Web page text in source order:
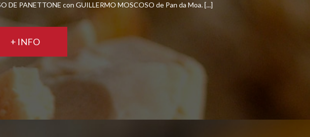
DE PANETTONE con GUILLERMO MOSCOSO de Pan da Moa. [...]
+ INFO